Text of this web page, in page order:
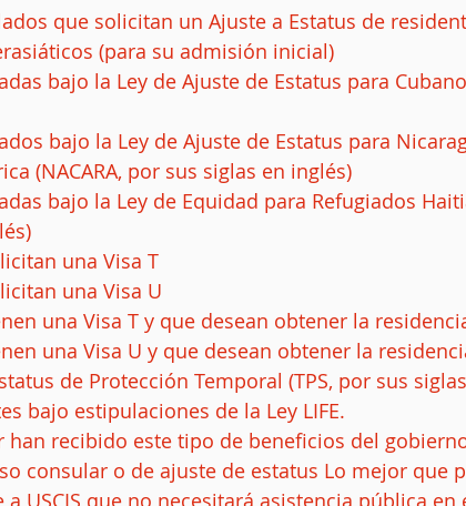
que solicitan un Ajuste a Estatus de
(para su admisión inicial)
bajo la Ley de Ajuste de Estatus para
bajo la Ley de Ajuste de Estatus para
(NACARA, por sus siglas en inglés)
bajo la Ley de Equidad para Refugiados
una Visa T
una Visa U
una Visa T y que desean obtener la
una Visa U y que desean obtener la
de Protección Temporal (TPS, por sus
bajo estipulaciones de la Ley LIFE.
han recibido este tipo de beneficios del
consular o de ajuste de estatus Lo mejor que